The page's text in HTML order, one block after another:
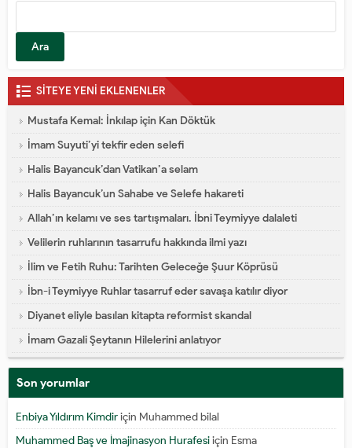
SİTEYE YENİ EKLENENLER
Mustafa Kemal: İnkılap için Kan Döktük
İmam Suyuti’yi tekfir eden selefi
Halis Bayancuk’dan Vatikan’a selam
Halis Bayancuk’un Sahabe ve Selefe hakareti
Allah’ın kelamı ve ses tartışmaları. İbni Teymiyye dalaleti
Velilerin ruhlarının tasarrufu hakkında ilmi yazı
İlim ve Fetih Ruhu: Tarihten Geleceğe Şuur Köprüsü
İbn-i Teymiyye Ruhlar tasarruf eder savaşa katılır diyor
Diyanet eliyle basılan kitapta reformist skandal
İmam Gazali Şeytanın Hilelerini anlatıyor
Son yorumlar
Enbiya Yıldırım Kimdiriçin Muhammed bilal
Muhammed Baş ve İmajinasyon Hurafesiiçin Esma